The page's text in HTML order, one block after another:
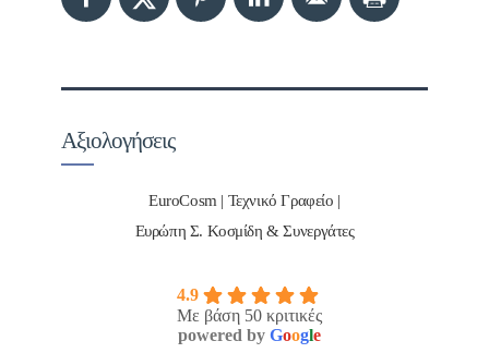
Αξιολογήσεις
EuroCosm | Τεχνικό Γραφείο |
Ευρώπη Σ. Κοσμίδη & Συνεργάτες
4.9
Με βάση 50 κριτικές
powered by Google